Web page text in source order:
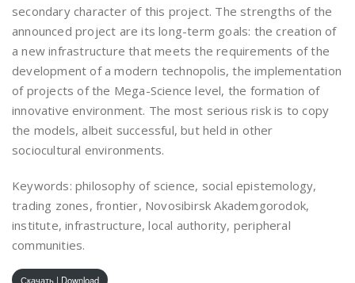
secondary character of this project. The strengths of the
announced project are its long-term goals: the creation of
a new infrastructure that meets the requirements of the
development of a modern technopolis, the implementation
of projects of the Mega-Science level, the formation of
innovative environment. The most serious risk is to copy
the models, albeit successful, but held in other
sociocultural environments.
Keywords: philosophy of science, social epistemology,
trading zones, frontier, Novosibirsk Akademgorodok,
institute, infrastructure, local authority, peripheral
communities.
Скачать | Download